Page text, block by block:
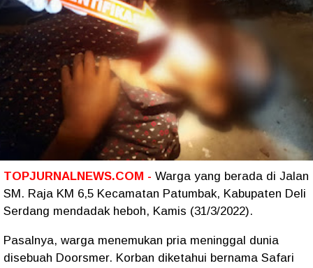
TOPJURNALNEWS.COM - Warga yang berada di Jalan
SM. Raja KM 6,5 Kecamatan Patumbak, Kabupaten Deli
Serdang mendadak heboh, Kamis (31/3/2022).
Pasalnya, warga menemukan pria meninggal dunia
disebuah Doorsmer. Korban diketahui bernama Safari